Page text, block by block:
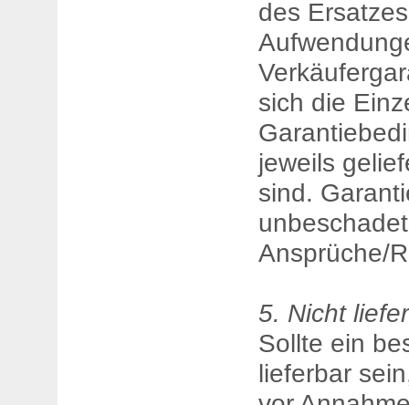
des
sich die
jeweils
sind.
Ansprüche/
5. Nicht
Sollte ein
lieferbar